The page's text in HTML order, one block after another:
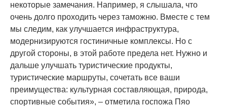
некоторые замечания. Например, я слышала, что
очень долго проходить через таможню. Вместе с тем
мы следим, как улучшается инфраструктура,
модернизируются гостиничные комплексы. Но с
другой стороны, в этой работе предела нет. Нужно и
дальше улучшать туристические продукты,
туристические маршруты, сочетать все ваши
преимущества: культурная составляющая, природа,
спортивные события», – отметила госпожа Пяо